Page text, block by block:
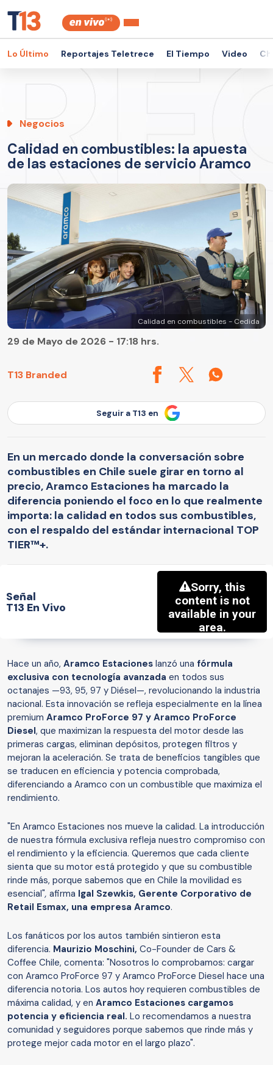
Lo Último Reportajes Teletrece El Tiempo Video
Negocios
Calidad en combustibles: la apuesta
de las estaciones de servicio Aramco
Calidad en combustibles - Cedida
T13 Branded
29 de Mayo de 2026 - 17:18 hrs.
Seguir a T13 en
En un mercado donde la conversación sobre
combustibles en Chile suele girar en torno al
precio, Aramco Estaciones ha marcado la
diferencia poniendo el foco en lo que realmente
importa: la calidad en todos sus combustibles,
con el respaldo del estándar internacional TOP
TIER™+.
Señal
T13 En Vivo
Hace un año, Aramco Estaciones lanzó una fórmula
exclusiva con tecnología avanzada en todos sus
octanajes —93, 95, 97 y Diésel—, revolucionando la industria
nacional. Esta innovación se refleja especialmente en la línea
premium Aramco ProForce 97 y Aramco ProForce
Diesel, que maximizan la respuesta del motor desde las
primeras cargas, eliminan depósitos, protegen filtros y
mejoran la aceleración. Se trata de beneficios tangibles que
se traducen en eficiencia y potencia comprobada,
diferenciando a Aramco con un combustible que maximiza el
rendimiento.
"En Aramco Estaciones nos mueve la calidad. La introducción
de nuestra fórmula exclusiva refleja nuestro compromiso con
el rendimiento y la eficiencia. Queremos que cada cliente
sienta que su motor está protegido y que su combustible
rinde más, porque sabemos que en Chile la movilidad es
esencial", afirma Igal Szewkis, Gerente Corporativo de
Retail Esmax, una empresa Aramco.
Los fanáticos por los autos también sintieron esta
diferencia. Maurizio Moschini, Co-Founder de Cars &
Coffee Chile, comenta: "Nosotros lo comprobamos: cargar
con Aramco ProForce 97 y Aramco ProForce Diesel hace una
diferencia notoria. Los autos hoy requieren combustibles de
máxima calidad, y en Aramco Estaciones cargamos
potencia y eficiencia real. Lo recomendamos a nuestra
comunidad y seguidores porque sabemos que rinde más y
protege mejor cada motor en el largo plazo".